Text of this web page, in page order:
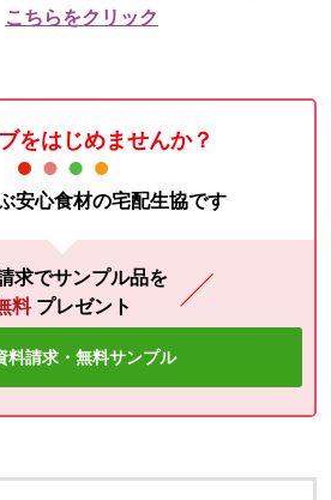
こちらをクリック
をはじめませんか？
安心食材の宅配生協です
求でサンプル品を
料 プレゼント
料請求・無料サンプル